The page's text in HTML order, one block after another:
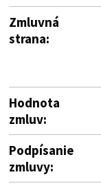
Zmluvná
strana:
Hodnota
zmluv:
Podpísanie
zmluvy: